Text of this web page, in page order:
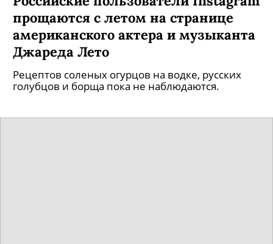
прощаются с летом на странице
американского актера и музыканта
Джареда Лето
Рецептов соленых огурцов на водке, русских
голубцов и борща пока не наблюдаются.